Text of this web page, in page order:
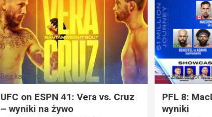
Bez kategorii
UFC on ESPN 41: Vera vs. Cruz
– wyniki na żywo
Bez kategorii
PFL 8:
wyniki